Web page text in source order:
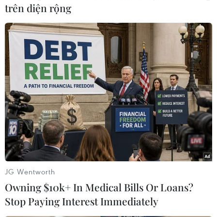
Cơ hội và bài toán chính
sách cho Việt Nam từ chiến
lược bán dẫn của Mỹ
09/08/2026 12:57
Chiến dịch siết nhập cư
của Mỹ tăng tốc, ICE bắt
giữ 51.000 người
09/08/2026 06:56
trên diện rộng
JG Wentworth
Owning $10k+ In Medical Bills Or Loans?
Stop Paying Interest Immediately